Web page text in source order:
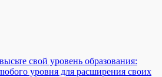
свой уровень образования:
уровня для расширения своих